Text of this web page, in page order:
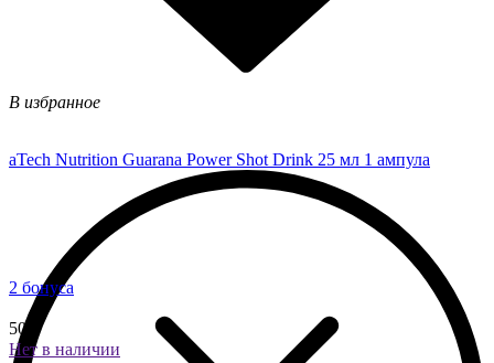
В избранное
aTech Nutrition Guarana Power Shot Drink 25 мл 1 ампула
2 бонуса
50 ₽
Нет в наличии